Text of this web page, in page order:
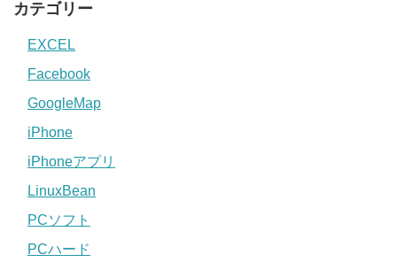
カテゴリー
EXCEL
Facebook
GoogleMap
iPhone
iPhoneアプリ
LinuxBean
PCソフト
PCハード